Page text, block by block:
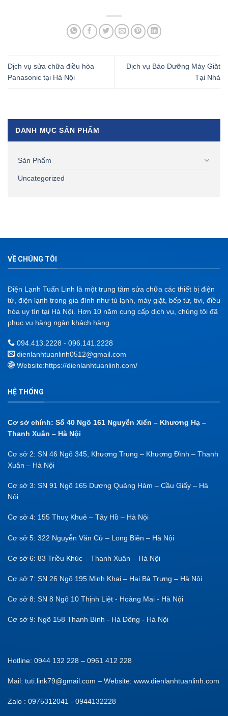
Dịch vụ sửa chữa điều hòa
Panasonic tại Hà Nội
Dịch vụ Bảo Dưỡng Máy Giăt
Tại Nhà
DANH MỤC SẢN PHẨM
Sản Phẩm
Uncategorized
VỀ CHÚNG TÔI
Điện Lạnh Tuấn Linh là một trung tâm sửa chữa các thiết bị điện
tử, điện lạnh trong gia đình như tủ lạnh, máy giặt, bếp từ, tivi, điều
hòa uy tín tại Hà Nội. Hơn 10 năm cung cấp dịch vụ, chúng tôi đã
phục vụ hàng ngàn khách hàng.
094.413.2228 - 096.141.2228
dienlanhtuanlinh0512@gmail.com
Website:https://dienlanhtuanlinh.com/
HỆ THỐNG
Cơ sở chính: Số 40 Ngõ 161 Nguyễn Xiển – Khương Hạ –
Thanh Xuân – Hà Nội
Cơ sở 2: SN 46 Ngõ 345, Khương Trung – Khương Đình – Thanh
Xuân – Hà Nội
Cơ sở 3: SN 91 Ngõ 165 Dương Quảng Hàm – Cầu Giấy – Hà
Nội
Cơ sở 4: 155 Thuỵ Khuê – Tây Hồ – Hà Nội
Cơ sở 5: 322 Nguyễn Văn Cừ – Long Biên – Hà Nội
Cơ sở 6: 83 Triều Khúc – Thanh Xuân – Hà Nội
Cơ sở 7: SN 26 Ngõ 195 Minh Khai – Hai Bà Trưng – Hà Nội
Cơ sở 8: SN 8 Ngõ 10 Thịnh Liệt - Hoàng Mai - Hà Nội
Cơ sở 9: Ngõ 158 Thanh Bình - Hà Đông - Hà Nội
Hotline: 0944 132 228 – 0961 412 228
Mail: tuti.link79@gmail.com – Website: www.dienlanhtuanlinh.com
Zalo : 0975312041 - 0944132228